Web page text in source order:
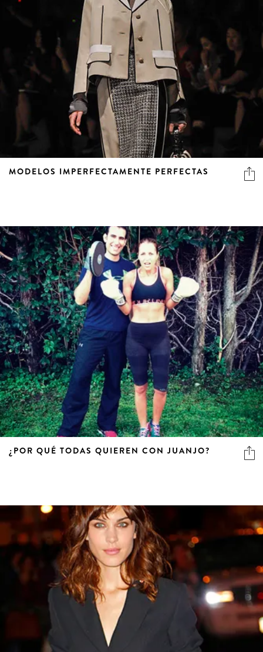
MODELOS IMPERFECTAMENTE PERFECTAS
¿POR QUÉ TODAS QUIEREN CON JUANJO?